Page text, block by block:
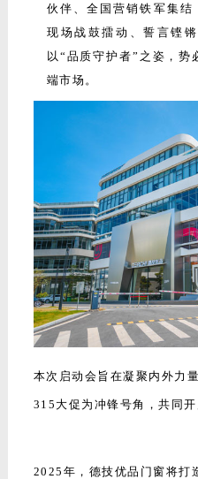
伙伴、全国营销铁军集
现场战鼓擂动、誓言铿
以“品质守护者”之姿，势
端市场。
本次启动会旨在凝聚内外力
315大促为冲锋号角，共同
2025年，德技优品门窗将打